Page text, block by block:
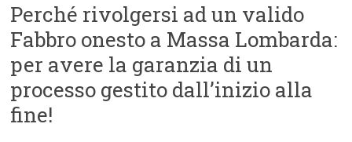
Perché rivolgersi ad un valido
Fabbro onesto a Massa Lombarda:
per avere la garanzia di un
processo gestito dall’inizio alla
fine!